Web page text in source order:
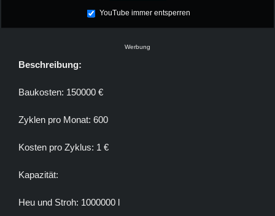
YouTube immer entsperren
Werbung
Beschreibung:
Baukosten: 150000 €
Zyklen pro Monat: 600
Kosten pro Zyklus: 1 €
Kapazität:
Heu und Stroh: 1000000 l